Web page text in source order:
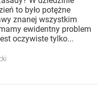
to było potężne
znanej wszystkim
ewidentny problem
oczywiste tylko...